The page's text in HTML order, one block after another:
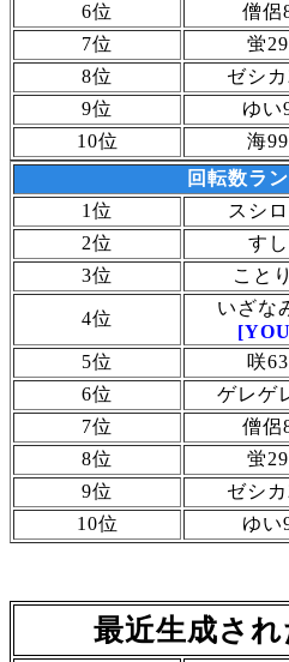
6位
僧侶
7位
蛍29
8位
ゼシカ
9位
ゆい
10位
海99
回転数ラ
1位
スシ
2位
すし
3位
こと
4位
いざな
5位 咲63
6位
ゲレゲ
7位
僧侶
8位
蛍29
9位
ゼシカ
10位
ゆい
最近生成さ